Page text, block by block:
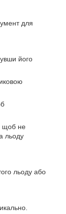
для
його
щоб не
льоду
льоду або